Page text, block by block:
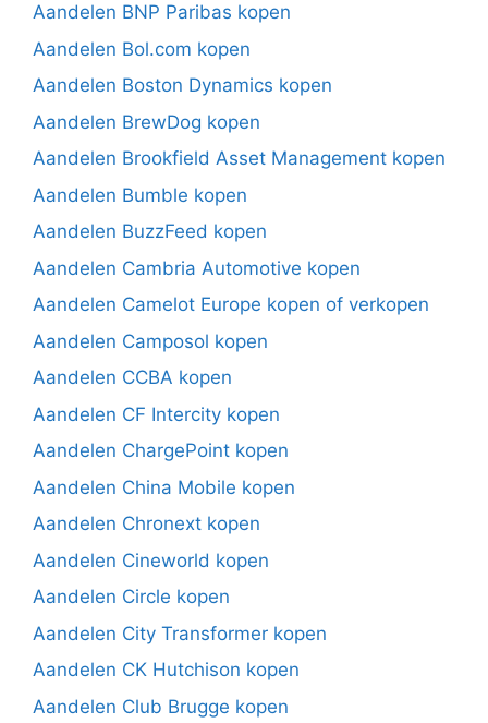
Aandelen BNP Paribas kopen
Aandelen Bol.com kopen
Aandelen Boston Dynamics kopen
Aandelen BrewDog kopen
Aandelen Brookfield Asset Management kopen
Aandelen Bumble kopen
Aandelen BuzzFeed kopen
Aandelen Cambria Automotive kopen
Aandelen Camelot Europe kopen of verkopen
Aandelen Camposol kopen
Aandelen CCBA kopen
Aandelen CF Intercity kopen
Aandelen ChargePoint kopen
Aandelen China Mobile kopen
Aandelen Chronext kopen
Aandelen Cineworld kopen
Aandelen Circle kopen
Aandelen City Transformer kopen
Aandelen CK Hutchison kopen
Aandelen Club Brugge kopen